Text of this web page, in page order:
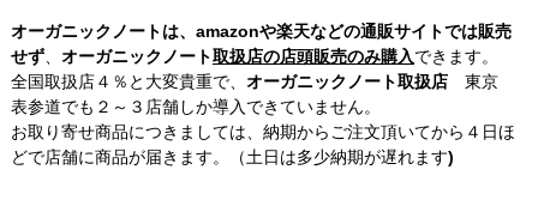
オーガニックノートは、amazonや楽天などの通販サイトでは販売
せず、 オーガニックノート取扱店の店頭販売のみ購入できます。
全国取扱店４％と大変貴重で、 オーガニックノート取扱店東京
表参道でも２～３店舗しか導入できていません。
お取り寄せ商品につきましては、納期からご注文頂いてから４日ほ
どで店舗に商品が届きます。（土日は多少納期が遅れます)